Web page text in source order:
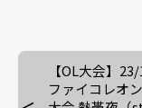
【OL大会】
ファイコレオ